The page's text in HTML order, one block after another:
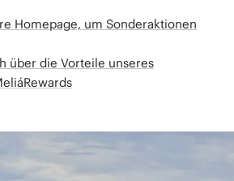
Homepage, um Sonderaktionen
über die Vorteile unseres